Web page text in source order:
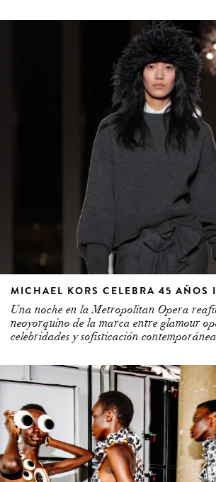
MICHAEL KORS CELEBRA 45 AÑOS
Una noche en la Metropolitan Opera
neoyorquino de la marca entre glamour
celebridades y sofisticación contemporánea